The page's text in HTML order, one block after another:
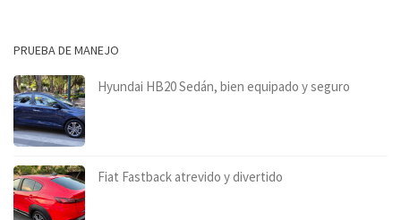
PRUEBA DE MANEJO
Hyundai HB20 Sedán, bien equipado y seguro
Fiat Fastback atrevido y divertido